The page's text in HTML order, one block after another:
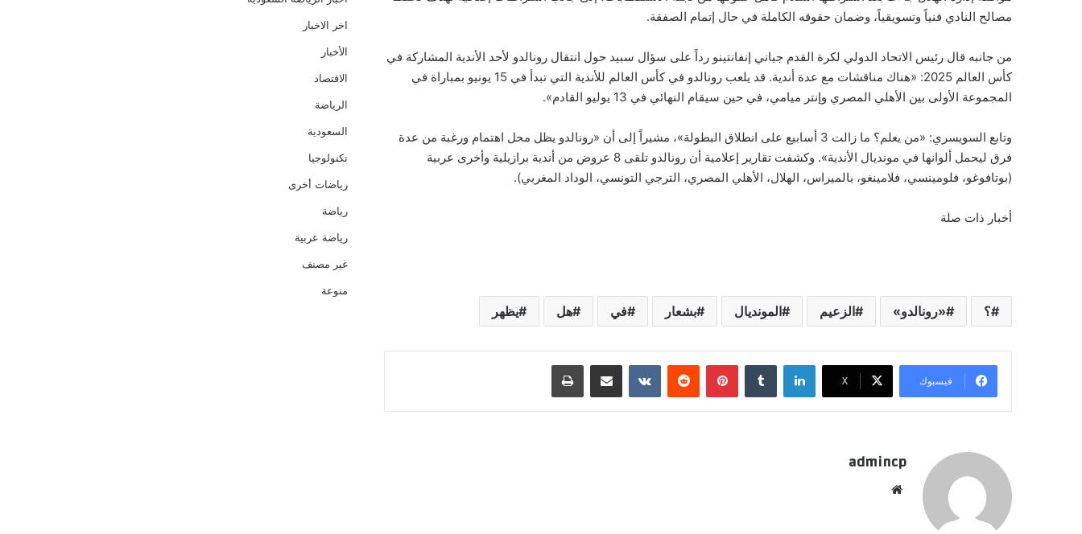
مصالح النادي فنياً وتسويقياً، وضمان حقوقه الكاملة في حال إتمام الصفقة.
من جانبه قال رئيس الاتحاد الدولي لكرة القدم جياني إنفانتينو رداً على سؤال سبيد حول انتقال رونالدو لأحد الأندية المشاركة في
كأس العالم 2025: «‏هناك مناقشات مع عدة أندية. قد يلعب رونالدو في كأس العالم للأندية التي تبدأ في 15 يونيو بمباراة في
المجموعة الأولى بين الأهلي المصري وإنتر ميامي، في حين سيقام النهائي في 13 يوليو القادم».
وتابع السويسري: «من يعلم؟ ما زالت 3 أسابيع على انطلاق البطولة»، مشيراً إلى أن «رونالدو يظل محل اهتمام ورغبة من عدة
فرق ليحمل ألوانها في مونديال الأندية». وكشفت تقارير إعلامية أن رونالدو تلقى 8 عروض من أندية برازيلية وأخرى عربية
(بوتافوغو، فلومينسي، فلامينغو، بالميراس، الهلال، الأهلي المصري، الترجي التونسي، الوداد المغربي).
أخبار ذات صلة
؟ «رونالدو» الزعيم المونديال بشعار في هل يظهر
فيسبوك ‫X
لينكدإن بينتيريست
admincp
اخر الاخبار
الأخبار
الاقتصاد
الرياضة
السعودية
تكنولوجيا
رياضات أخرى
رياضة
رياضة عربية
غير مصنف
منوعة